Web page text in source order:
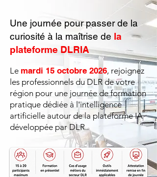
Une journée pour passer de la
curiosité à la maîtrise de la
plateforme DLRIA
Le mardi 15 octobre 2026, rejoignez
les professionnels du DLR de votre
région pour une journée de formation
pratique dédiée à l'intelligence
artificielle autour de la plateforme IA
développée par DLR..